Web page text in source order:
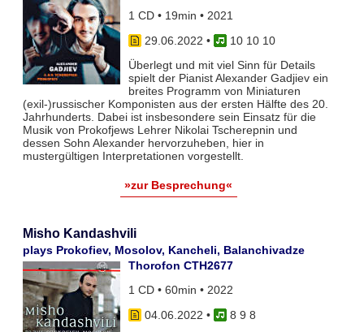
1 CD • 19min • 2021
29.06.2022 •
10 10 10
Überlegt und mit viel Sinn für Details
spielt der Pianist Alexander Gadjiev ein
breites Programm von Miniaturen
(exil-)russischer Komponisten aus der ersten Hälfte des 20.
Jahrhunderts. Dabei ist insbesondere sein Einsatz für die
Musik von Prokofjews Lehrer Nikolai Tscherepnin und
dessen Sohn Alexander hervorzuheben, hier in
mustergültigen Interpretationen vorgestellt.
»zur Besprechung«
Misho Kandashvili
plays Prokofiev, Mosolov, Kancheli, Balanchivadze
Thorofon CTH2677
1 CD • 60min • 2022
04.06.2022 •
8 9 8